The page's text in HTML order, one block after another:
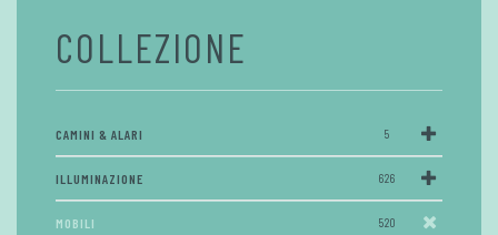
COLLEZIONE
CAMINI & ALARI 5
ILLUMINAZIONE 626
MOBILI 520